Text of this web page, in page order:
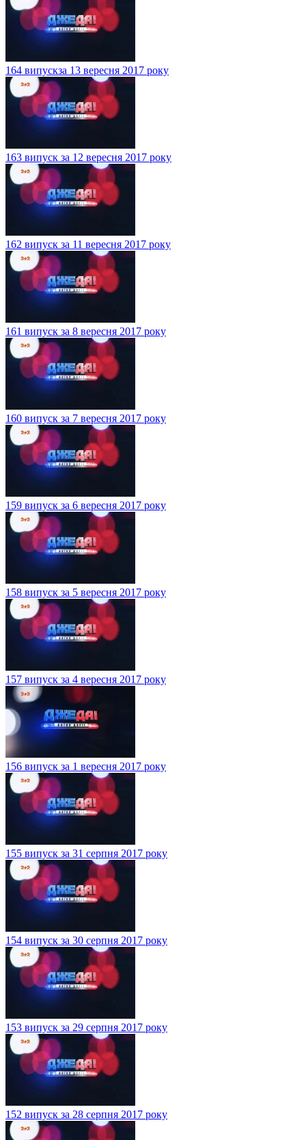
164 випускза 13 вересня 2017 року
163 випуск за 12 вересня 2017 року
162 випуск за 11 вересня 2017 року
161 випуск за 8 вересня 2017 року
160 випуск за 7 вересня 2017 року
159 випуск за 6 вересня 2017 року
158 випуск за 5 вересня 2017 року
157 випуск за 4 вересня 2017 року
156 випуск за 1 вересня 2017 року
155 випуск за 31 серпня 2017 року
154 випуск за 30 серпня 2017 року
153 випуск за 29 серпня 2017 року
152 випуск за 28 серпня 2017 року